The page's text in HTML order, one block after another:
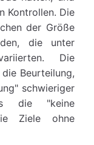
Kontrollen. Die
der Größe
die unter
Die
Beurteilung,
schwieriger
die "keine
Ziele ohne